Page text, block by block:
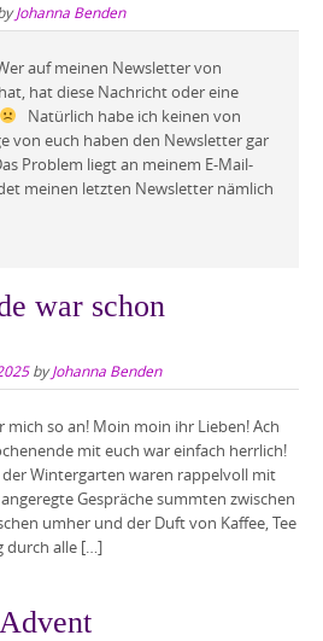
Johanna Benden
auf meinen Newsletter von
hat diese Nachricht oder eine
Natürlich habe ich keinen von
von euch haben den Newsletter gar
Problem liegt an meinem E-Mail-
meinen letzten Newsletter nämlich
war schon
byJohanna Benden
so an! Moin moin ihr Lieben! Ach
mit euch war einfach herrlich!
Wintergarten waren rappelvoll mit
Gespräche summten zwischen
umher und der Duft von Kaffee, Tee
durch alle […]